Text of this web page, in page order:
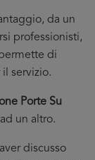
da un
professionisti,
di
servizio.
Porte Su
un altro.
discusso